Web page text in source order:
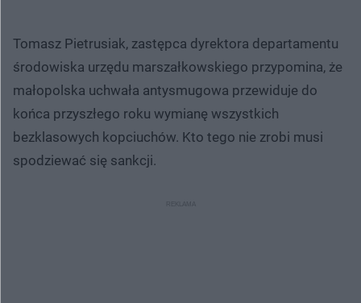
Tomasz Pietrusiak, zastępca dyrektora departamentu
środowiska urzędu marszałkowskiego przypomina, że
małopolska uchwała antysmugowa przewiduje do
końca przyszłego roku wymianę wszystkich
bezklasowych kopciuchów. Kto tego nie zrobi musi
spodziewać się sankcji.